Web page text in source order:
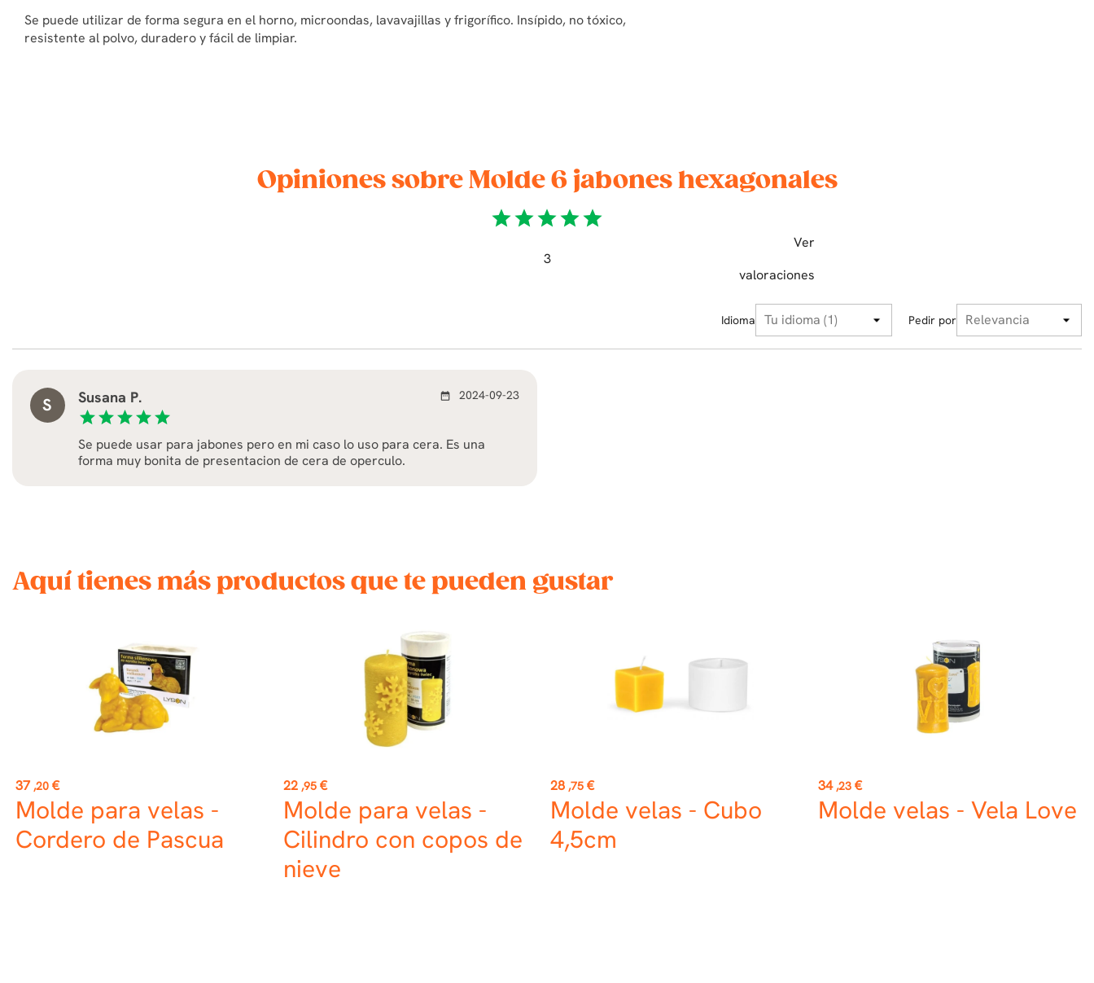
Se puede utilizar de forma segura en el horno, microondas, lavavajillas y frigorífico. Insípido, no tóxico,
resistente al polvo, duradero y fácil de limpiar.
Opiniones sobre Molde 6 jabones hexagonales
starstarstarstarstar
Ver
3
valoraciones
Idioma Pedir por
S
Susana P.
starstarstarstarstar
date_range 2024-09-23
Se puede usar para jabones pero en mi caso lo uso para cera. Es una
forma muy bonita de presentacion de cera de operculo.
Aquí tienes más productos que te pueden gustar
Precio
37 ,20 €
Molde para velas -
Cordero de Pascua
Precio
22 ,95 €
Molde para velas -
Cilindro con copos de
nieve
Precio
28 ,75 €
Molde velas - Cubo
4,5cm
Precio
34 ,23 €
Molde velas - Vela Love